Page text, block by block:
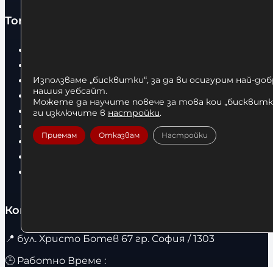
Топ категории
Боксови ръкавици
Дрехи
Детски дрехи
Суичъри
Фитнес оборудване и аксесоари
Контакти
📍 бул. Христо Ботев 67 гр. София / 1303
🕒 Работно Време :
Използваме „бисквитки“, за да ви осигурим най-
нашия уебсайт.
Можете да научите повече за това кои
ги изключите в настройки.
Приемам Отказвам Настройки